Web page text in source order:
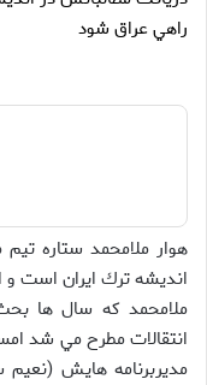
راهي عراق شود
هوار ملامحمد ستاره
انديشه ترك ايران است و
ملامحمد كه سال ها
انتقالات مطرح مي شد
مديربرنامه هايش